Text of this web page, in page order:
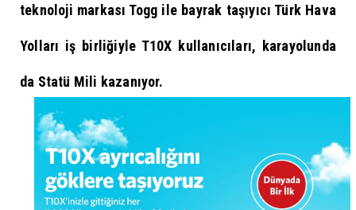
teknoloji markası Togg ile bayrak taşıyıcı Türk Hava
Yolları iş birliğiyle T10X kullanıcıları, karayolunda
da Statü Mili kazanıyor.